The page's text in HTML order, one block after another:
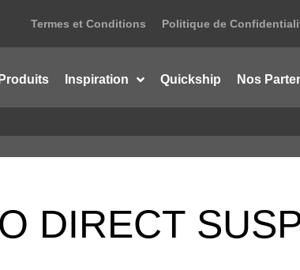
Termes et Conditions Politique de
Produits Inspiration Quickship Nos
DIRECT